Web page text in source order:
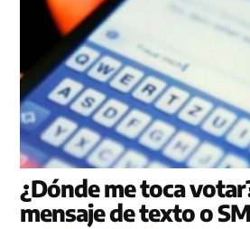
¿Dónde me toca
mensaje de texto o